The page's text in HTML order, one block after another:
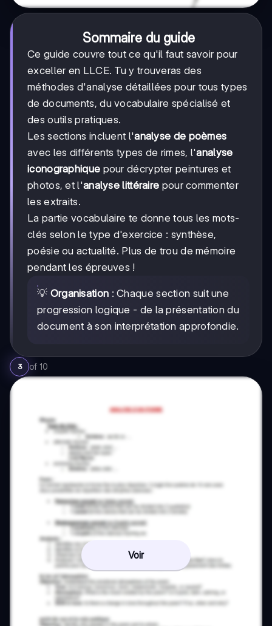
Sommaire du guide
Ce guide couvre tout ce qu'il faut savoir pour
exceller en LLCE. Tu y trouveras des
méthodes d'analyse détaillées pour tous types
de documents, du vocabulaire spécialisé et
des outils pratiques.
Les sections incluent l'analyse de poèmes
avec les différents types de rimes, l'analyse
iconographique pour décrypter peintures et
photos, et l'analyse littéraire pour commenter
les extraits.
La partie vocabulaire te donne tous les mots-
clés selon le type d'exercice : synthèse,
poésie ou actualité. Plus de trou de mémoire
pendant les épreuves !
💡 Organisation : Chaque section suit une
progression logique - de la présentation du
document à son interprétation approfondie.
3 of 10
Voir